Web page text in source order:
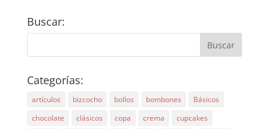
Buscar:
Categorías:
artículos bizcocho bollos bombones
Básicos
chocolate
clásicos copa crema
cupcakes